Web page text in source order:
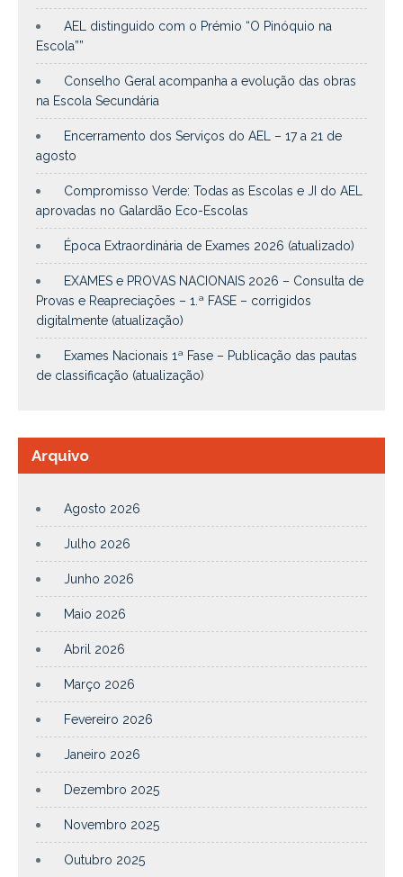
AEL distinguido com o Prémio “O Pinóquio na
Escola””
Conselho Geral acompanha a evolução das obras
na Escola Secundária
Encerramento dos Serviços do AEL – 17 a 21 de
agosto
Compromisso Verde: Todas as Escolas e JI do AEL
aprovadas no Galardão Eco-Escolas
Época Extraordinária de Exames 2026 (atualizado)
EXAMES e PROVAS NACIONAIS 2026 – Consulta de
Provas e Reapreciações – 1.ª FASE – corrigidos
digitalmente (atualização)
Exames Nacionais 1ª Fase – Publicação das pautas
de classificação (atualização)
Arquivo
Agosto 2026
Julho 2026
Junho 2026
Maio 2026
Abril 2026
Março 2026
Fevereiro 2026
Janeiro 2026
Dezembro 2025
Novembro 2025
Outubro 2025